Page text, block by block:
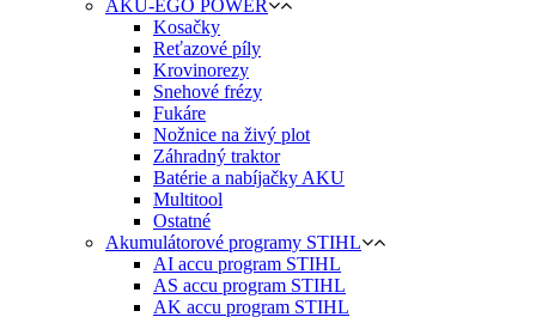
AKU-EGO POWER
Kosačky
Reťazové píly
Krovinorezy
Snehové frézy
Fukáre
Nožnice na živý plot
Záhradný traktor
Batérie a nabíjačky AKU
Multitool
Ostatné
Akumulátorové programy STIHL
AI accu program STIHL
AS accu program STIHL
AK accu program STIHL